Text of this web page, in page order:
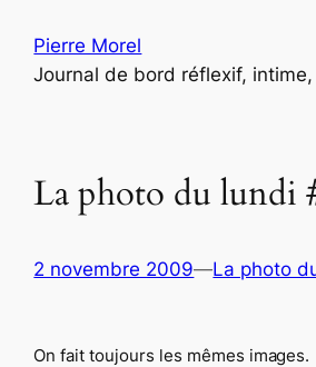
contenu
Pierre Morel
Journal de bord réflexif,
La photo du lundi
2 novembre 2009—La photo
On fait toujours les mêmes images.